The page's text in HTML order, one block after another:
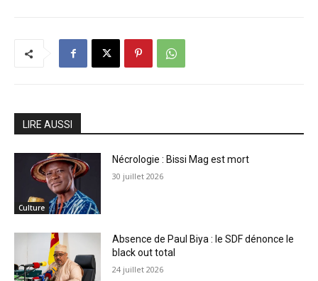
LIRE AUSSI
Culture
Nécrologie : Bissi Mag est mort
30 juillet 2026
Absence de Paul Biya : le SDF dénonce le
black out total
24 juillet 2026